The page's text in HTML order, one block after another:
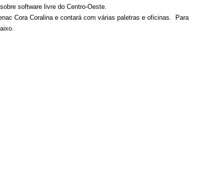
software livre do Centro-Oeste.
Cora Coralina e contará com várias paletras e oficinas. Para